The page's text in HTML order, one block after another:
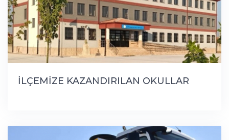
İLÇEMİZE KAZANDIRILAN OKULLAR